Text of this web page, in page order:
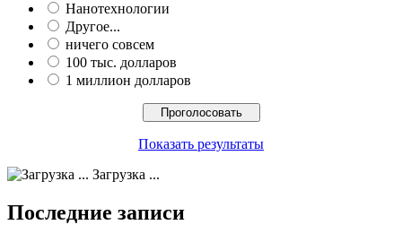
Нанотехнологии
Другое...
ничего совсем
100 тыс. долларов
1 миллион долларов
Показать результаты
Загрузка ...
Последние записи